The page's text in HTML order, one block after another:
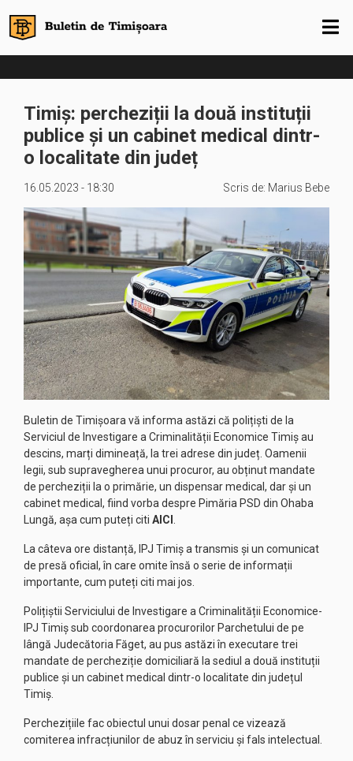
Timiș: percheziții la două instituții
publice și un cabinet medical dintr-
o localitate din județ
16.05.2023 - 18:30 Scris de: Marius Bebe
Buletin de Timișoara vă informa astăzi că polițiști de la
Serviciul de Investigare a Criminalității Economice Timiș au
descins, marți dimineață, la trei adrese din județ. Oamenii
legii, sub supravegherea unui procuror, au obținut mandate
de percheziții la o primărie, un dispensar medical, dar și un
cabinet medical, fiind vorba despre Pimăria PSD din Ohaba
Lungă, așa cum puteți citi AICI
La câteva ore distanță, IPJ Timiș a transmis și un comunicat
de presă oficial, în care omite însă o serie de informații
importante, cum puteți citi mai jos.
Polițiștii Serviciului de Investigare a Criminalității Economice-
IPJ Timiș sub coordonarea procurorilor Parchetului de pe
lângă Judecătoria Făget, au pus astăzi în executare trei
mandate de percheziție domiciliară la sediul a două instituții
publice și un cabinet medical dintr-o localitate din județul
Timiș.
Perchezițiile fac obiectul unui dosar penal ce vizează
comiterea infracțiunilor de abuz în serviciu și fals intelectual.